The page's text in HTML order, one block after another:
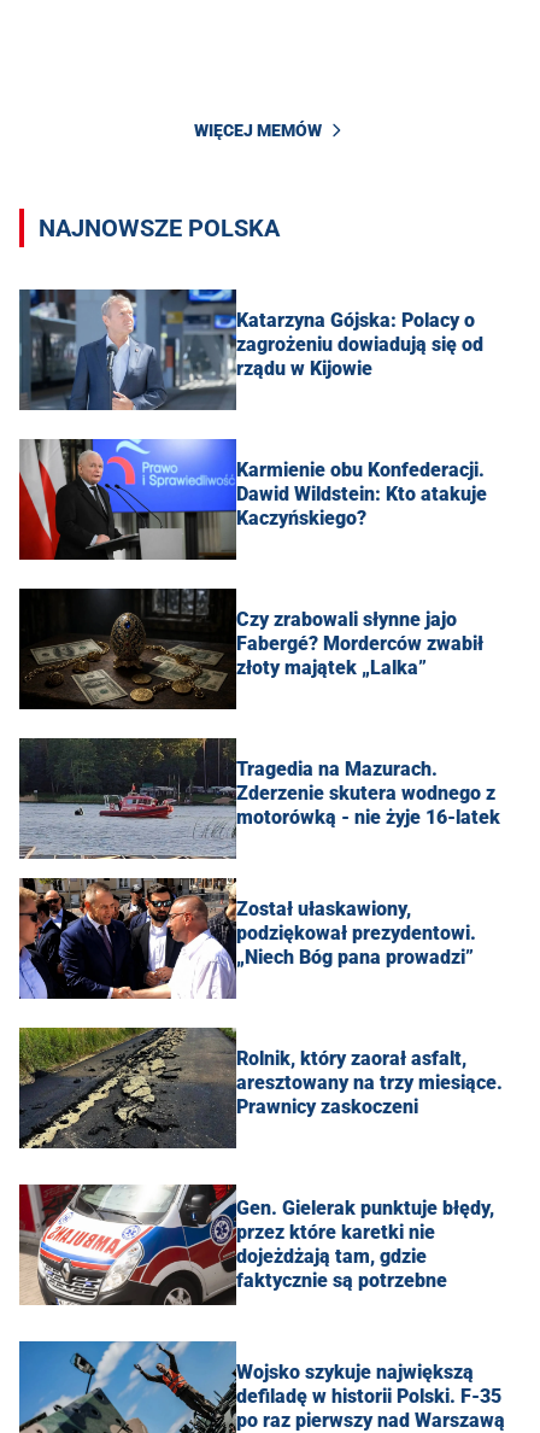
WIĘCEJ MEMÓW
NAJNOWSZE POLSKA
Katarzyna Gójska: Polacy o
zagrożeniu dowiadują się od
rządu w Kijowie
Karmienie obu Konfederacji.
Dawid Wildstein: Kto atakuje
Kaczyńskiego?
Czy zrabowali słynne jajo
Fabergé? Morderców zwabił
złoty majątek „Lalka”
Tragedia na Mazurach.
Zderzenie skutera wodnego z
motorówką - nie żyje 16-latek
Został ułaskawiony,
podziękował prezydentowi.
„Niech Bóg pana prowadzi”
Rolnik, który zaorał asfalt,
aresztowany na trzy miesiące.
Prawnicy zaskoczeni
Gen. Gielerak punktuje błędy,
przez które karetki nie
dojeżdżają tam, gdzie
faktycznie są potrzebne
Wojsko szykuje największą
defiladę w historii Polski. F-35
po raz pierwszy nad Warszawą